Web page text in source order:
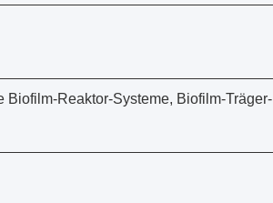
Reaktor-Systeme, Biofilm-Träger-